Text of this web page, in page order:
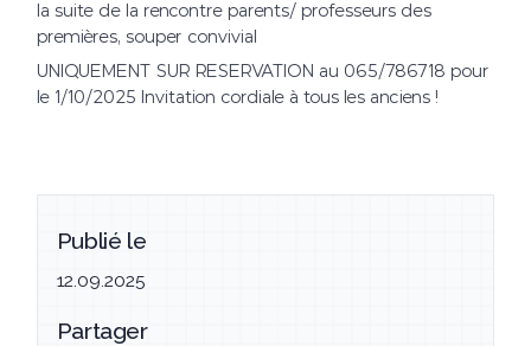
la suite de la rencontre parents/ professeurs des
premières, souper convivial
UNIQUEMENT SUR RESERVATION au 065/786718 pour
le 1/10/2025 Invitation cordiale à tous les anciens !
Publié le
12.09.2025
Partager